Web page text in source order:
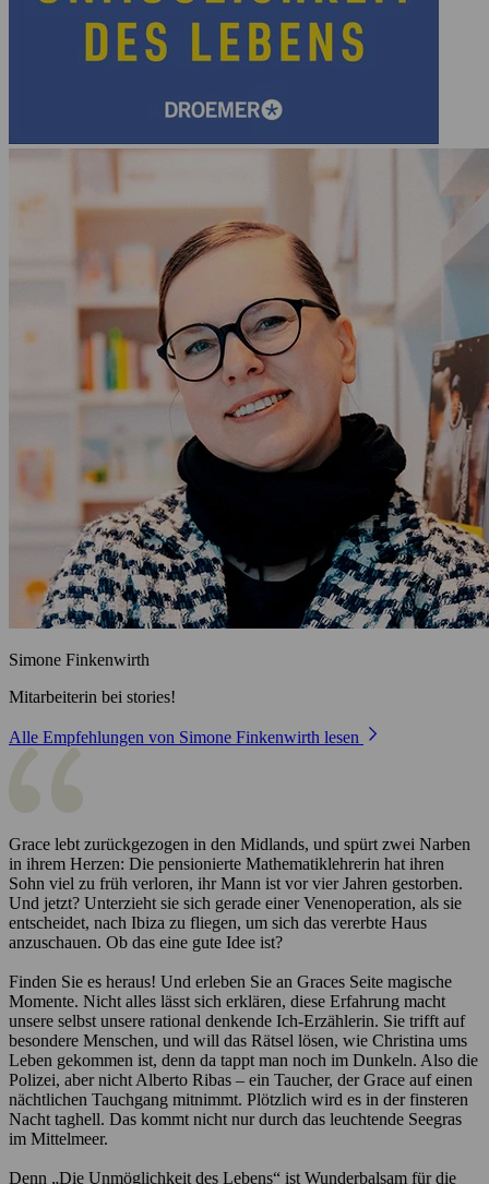
Simone Finkenwirth
Mitarbeiterin bei stories!
Alle Empfehlungen von Simone Finkenwirth lesen
Grace lebt zurückgezogen in den Midlands, und spürt zwei Narben
in ihrem Herzen: Die pensionierte Mathematiklehrerin hat ihren
Sohn viel zu früh verloren, ihr Mann ist vor vier Jahren gestorben.
Und jetzt? Unterzieht sie sich gerade einer Venenoperation, als sie
entscheidet, nach Ibiza zu fliegen, um sich das vererbte Haus
anzuschauen. Ob das eine gute Idee ist?
Finden Sie es heraus! Und erleben Sie an Graces Seite magische
Momente. Nicht alles lässt sich erklären, diese Erfahrung macht
unsere selbst unsere rational denkende Ich-Erzählerin. Sie trifft auf
besondere Menschen, und will das Rätsel lösen, wie Christina ums
Leben gekommen ist, denn da tappt man noch im Dunkeln. Also die
Polizei, aber nicht Alberto Ribas – ein Taucher, der Grace auf einen
nächtlichen Tauchgang mitnimmt. Plötzlich wird es in der finsteren
Nacht taghell. Das kommt nicht nur durch das leuchtende Seegras
im Mittelmeer.
Denn „Die Unmöglichkeit des Lebens“ ist Wunderbalsam für die